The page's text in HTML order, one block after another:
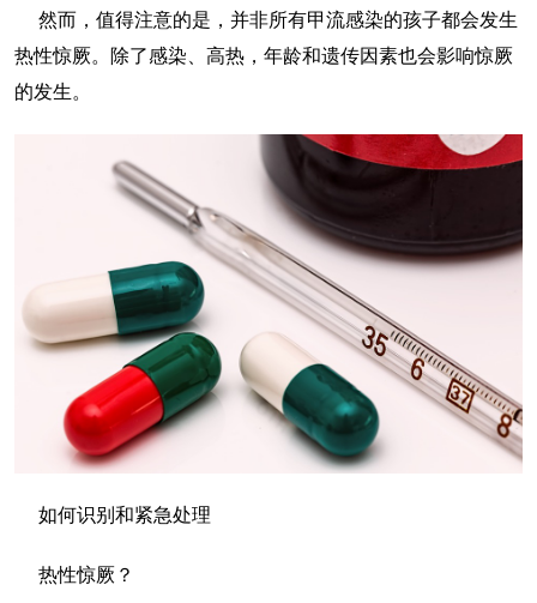
然而，值得注意的是，并非所有甲流感染的孩子都会发生
热性惊厥。除了感染、高热，年龄和遗传因素也会影响惊厥
的发生。
如何识别和紧急处理
热性惊厥？